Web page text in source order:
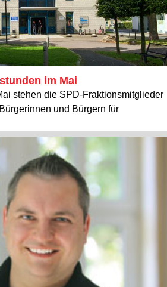
im Mai
stehen die SPD-Fraktionsmitglieder
und Bürgern für